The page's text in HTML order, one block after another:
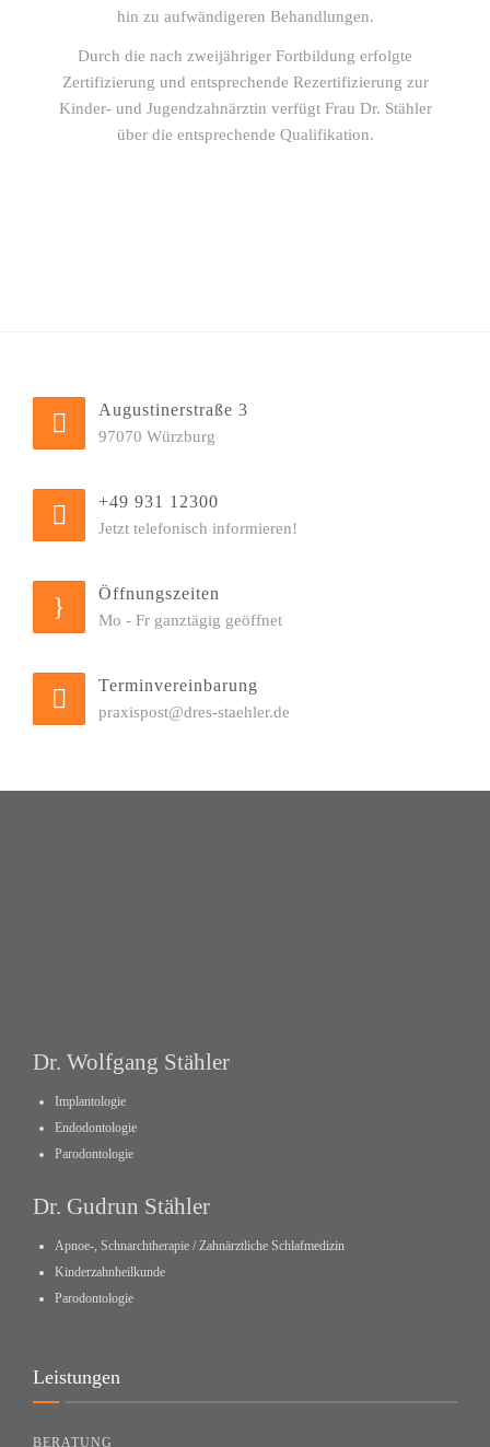
hin zu aufwändigeren Behandlungen.
Durch die nach zweijähriger Fortbildung erfolgte
Zertifizierung und entsprechende Rezertifizierung zur
Kinder- und Jugendzahnärztin verfügt Frau Dr. Stähler
über die entsprechende Qualifikation.
Augustinerstraße 3
97070 Würzburg
+49 931 12300
Jetzt telefonisch informieren!
Öffnungszeiten
Mo - Fr ganztägig geöffnet
Terminvereinbarung
praxispost@dres-staehler.de
Dr. Wolfgang Stähler
Implantologie
Endodontologie
Parodontologie
Dr. Gudrun Stähler
Apnoe-, Schnarchtherapie / Zahnärztliche Schlafmedizin
Kinderzahnheilkunde
Parodontologie
Leistungen
BERATUNG